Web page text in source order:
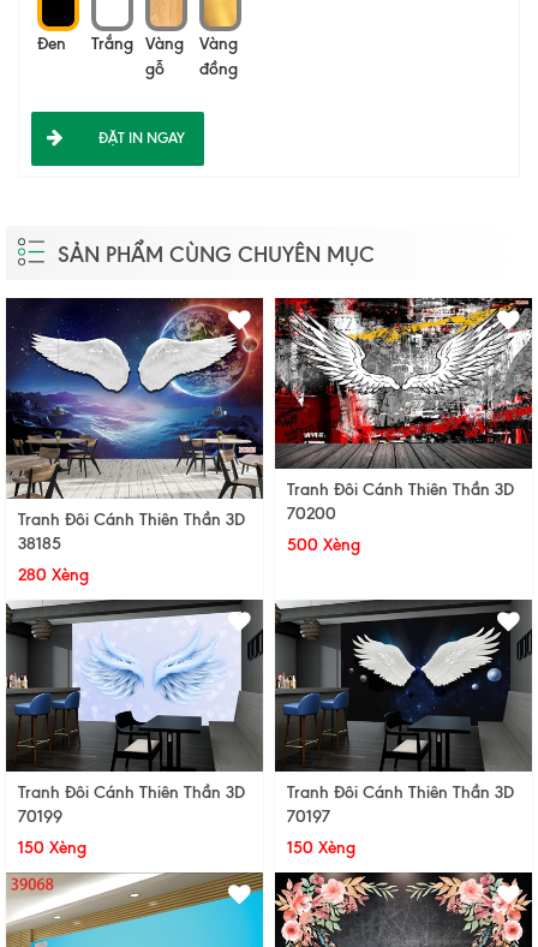
Đen Trắng Vàng
gỗ
Vàng
đồng
ĐẶT IN NGAY
SẢN PHẨM CÙNG CHUYÊN MỤC
Tranh Đôi Cánh Thiên Thần 3D
38185
280 Xèng
Tranh Đôi Cánh Thiên Thần 3D
70200
500 Xèng
Tranh Đôi Cánh Thiên Thần 3D
70199
150 Xèng
Tranh Đôi Cánh Thiên Thần 3D
70197
150 Xèng